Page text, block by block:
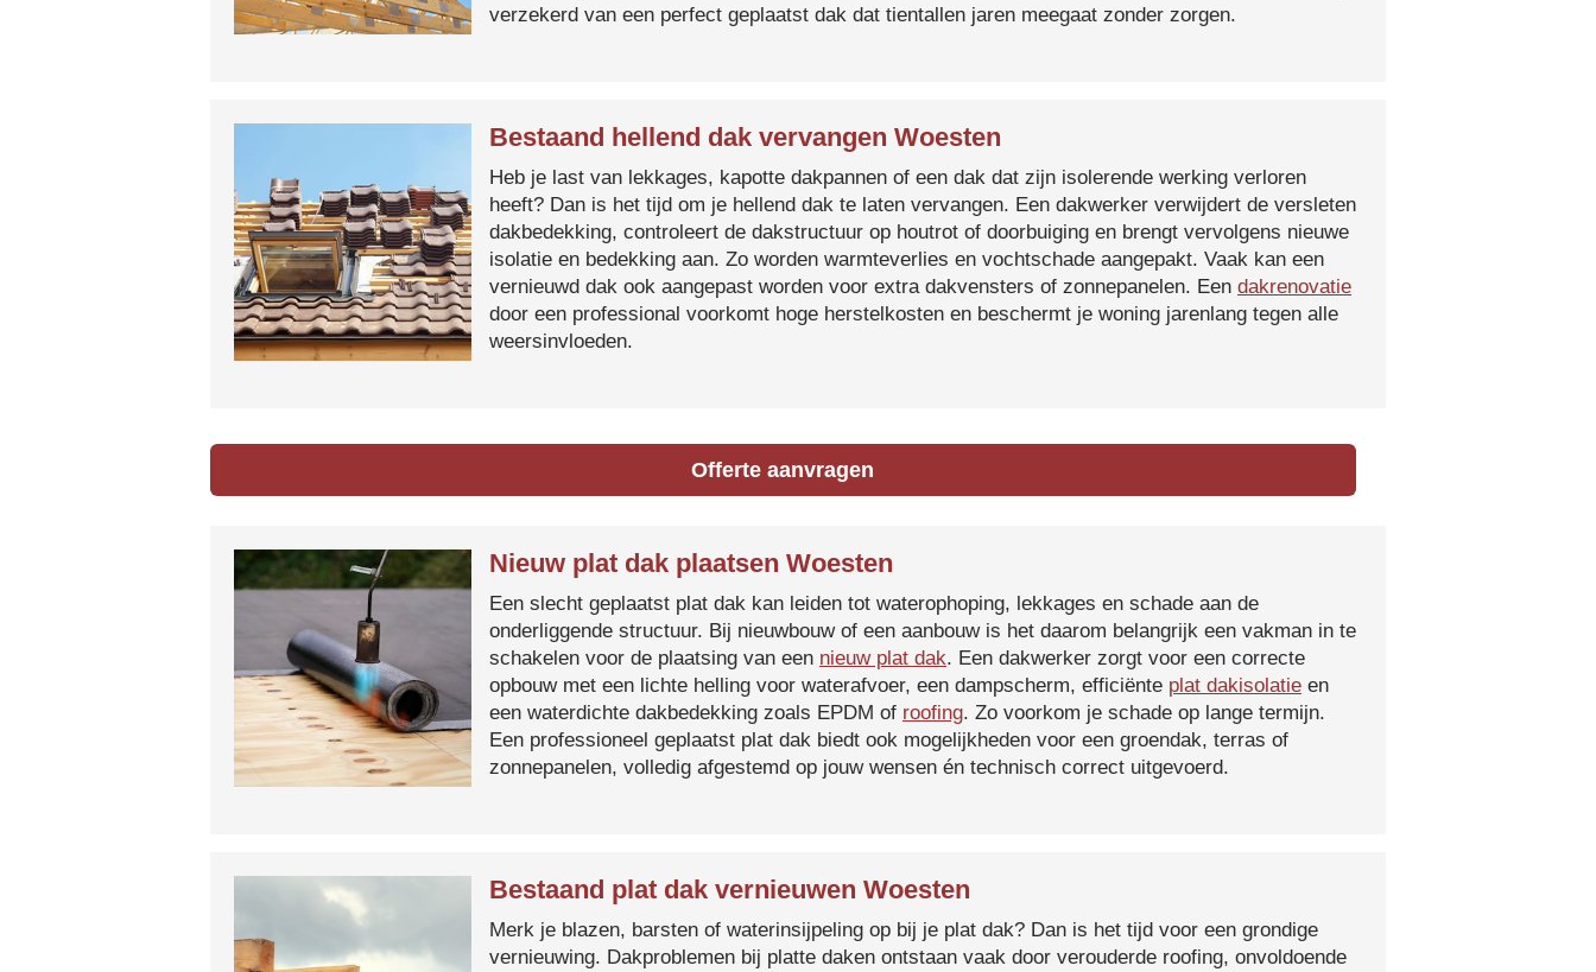
verzekerd van een perfect geplaatst dak dat tientallen jaren meegaat zonder zorgen.
Bestaand hellend dak vervangen Woesten
Heb je last van lekkages, kapotte dakpannen of een dak dat zijn isolerende werking verloren
heeft? Dan is het tijd om je hellend dak te laten vervangen. Een dakwerker verwijdert de versleten
dakbedekking, controleert de dakstructuur op houtrot of doorbuiging en brengt vervolgens nieuwe
isolatie en bedekking aan. Zo worden warmteverlies en vochtschade aangepakt. Vaak kan een
vernieuwd dak ook aangepast worden voor extra dakvensters of zonnepanelen. Een dakrenovatie
door een professional voorkomt hoge herstelkosten en beschermt je woning jarenlang tegen alle
weersinvloeden.
Offerte aanvragen
Nieuw plat dak plaatsen Woesten
Een slecht geplaatst plat dak kan leiden tot waterophoping, lekkages en schade aan de
onderliggende structuur. Bij nieuwbouw of een aanbouw is het daarom belangrijk een vakman in te
schakelen voor de plaatsing van een nieuw plat dak. Een dakwerker zorgt voor een correcte
opbouw met een lichte helling voor waterafvoer, een dampscherm, efficiënte plat dakisolatie en
een waterdichte dakbedekking zoals EPDM of roofing. Zo voorkom je schade op lange termijn.
Een professioneel geplaatst plat dak biedt ook mogelijkheden voor een groendak, terras of
zonnepanelen, volledig afgestemd op jouw wensen én technisch correct uitgevoerd.
Bestaand plat dak vernieuwen Woesten
Merk je blazen, barsten of waterinsijpeling op bij je plat dak? Dan is het tijd voor een grondige
vernieuwing. Dakproblemen bij platte daken ontstaan vaak door verouderde roofing, onvoldoende